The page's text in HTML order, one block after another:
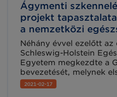
Ágymenti
projekt
a nemzetközi
Néhány évvel ezelőtt az
Schleswig-Holstein
Egyetem megkezdte a
bevezetését, melynek
ágymenti szkennelést
Hallgassa meg az
2021-02-17